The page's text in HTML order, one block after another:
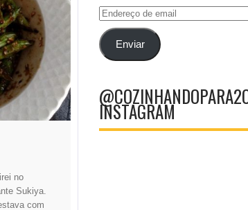
no
Sukiya.
com
Endereço
emailEnviar
INSTAGRAM